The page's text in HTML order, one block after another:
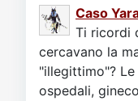
Caso
Ti ricordi
cercavano la
"illegittimo"?
ospedali,